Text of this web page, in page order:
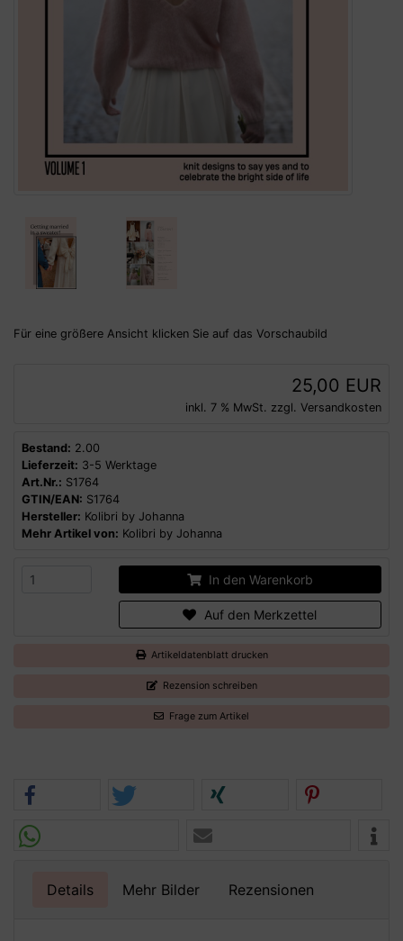
Für eine größere Ansicht klicken Sie auf das Vorschaubild
25,00 EUR
inkl. 7 % MwSt. zzgl. Versandkosten
Bestand: 2.00
Lieferzeit: 3-5 Werktage
Art.Nr.: S1764
GTIN/EAN: S1764
Hersteller: Kolibri by Johanna
Mehr Artikel von: Kolibri by Johanna
In den Warenkorb
Auf den Merkzettel
Artikeldatenblatt drucken
Rezension schreiben
Frage zum Artikel
Details Mehr Bilder Rezensionen